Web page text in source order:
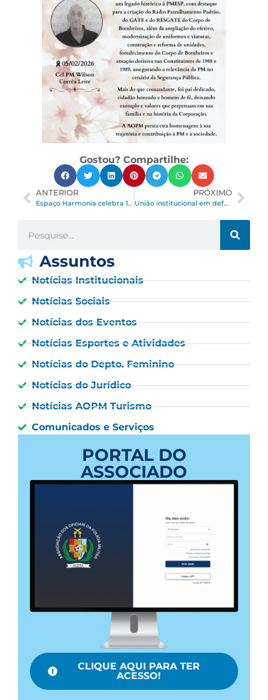
Gostou? Compartilhe:
ANTERIOR
Espaço Harmonia celebra 10 anos de história, evolução e resultados
PRÓXIMO
União institucional em defesa dos interesses da Polícia Militar
Assuntos
Notícias Institucionais
Notícias Sociais
Notícias dos Eventos
Notícias Esportes e Atividades
Notícias do Depto. Feminino
Notícias do Jurídico
Notícias AOPM Turismo
Comunicados e Serviços
PORTAL DO
ASSOCIADO
CLIQUE AQUI PARA TER
ACESSO!